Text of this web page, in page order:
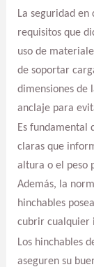
La seguridad en
requisitos que
uso de
de soportar
dimensiones de
anclaje para
Es fundamental
claras que
altura o el peso
Además, la
hinchables
cubrir cualquier
Los hinchables
aseguren su